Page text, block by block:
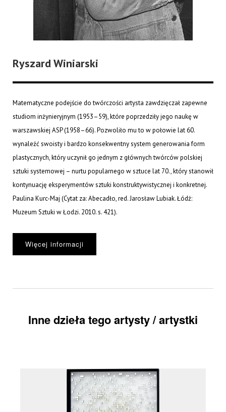
Ryszard Winiarski
Matematyczne podejście do twórczości artysta zawdzięczał zapewne
studiom inżynieryjnym (1953–59), które poprzedziły jego naukę w
warszawskiej ASP (1958–66). Pozwoliło mu to w połowie lat 60.
wynaleźć swoisty i bardzo konsekwentny system generowania form
plastycznych, który uczynił go jednym z głównych twórców polskiej
sztuki systemowej – nurtu popularnego w sztuce lat 70., który stanowił
kontynuację eksperymentów sztuki konstruktywistycznej i konkretnej.
Paulina Kurc-Maj (Cytat za: Abecadło, red. Jarosław Lubiak. Łódź:
Muzeum Sztuki w Łodzi. 2010. s. 421).
Więcej informacji
Inne dzieła tego artysty / artystki